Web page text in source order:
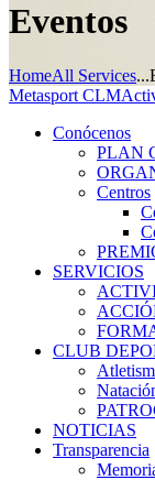
Eventos
HomeAll Services...
Metasport CLM
Conócenos
PLAN
Centros
SERVICIOS
CLUB
NOTICIAS
Transparencia